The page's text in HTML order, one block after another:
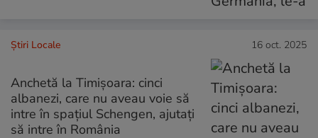
Știri Locale 16 oct. 2025
Anchetă la Timișoara: cinci
albanezi, care nu aveau voie să
intre în spațiul Schengen, ajutați
să intre în România